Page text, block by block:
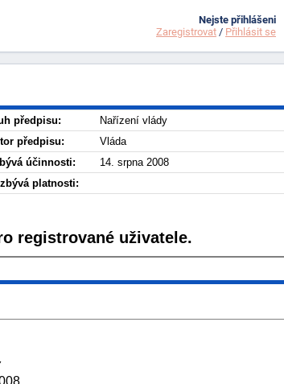
předpisu:
Nařízení vlády
předpisu:
Vláda
účinnosti:
14. srpna 2008
platnosti:
registrované uživatele.
Nejste přihlášeni
Zaregistrovat / Přihlásit se